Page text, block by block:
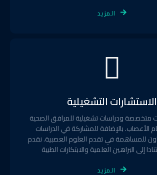
المزيد
الاستشارات التشغيلية
متخصصة ودراسات تشغيلية للمرافق الصحية
الأعصاب. بالإضافة للمشاركة في الدراسات
للمساهمة في تقدم العلوم العصبية. نقدم
إلى البراهين العلمية والابتكارات الطبية
المزيد